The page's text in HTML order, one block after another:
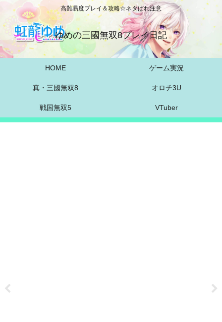
高難易度プレイ＆攻略☆ネタばれ注意
ゆめの三國無双8プレイ日記
HOME ゲーム実況
真・三國無双8 オロチ3U
戦国無双5 VTuber